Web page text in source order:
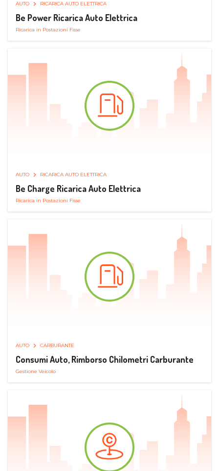
AUTO RICARICA AUTO ELETTRICA
Be Power Ricarica Auto Elettrica
Ricarica in Postazioni Fisse
AUTO RICARICA AUTO ELETTRICA
Be Charge Ricarica Auto Elettrica
Ricarica in Postazioni Fisse
AUTO CARBURANTE
Consumi Auto, Rimborso Chilometri Carburante
Gestione Veicolo